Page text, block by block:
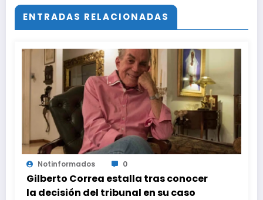
ENTRADAS RELACIONADAS
Notinformados 0
Gilberto Correa estalla tras conocer
la decisión del tribunal en su caso